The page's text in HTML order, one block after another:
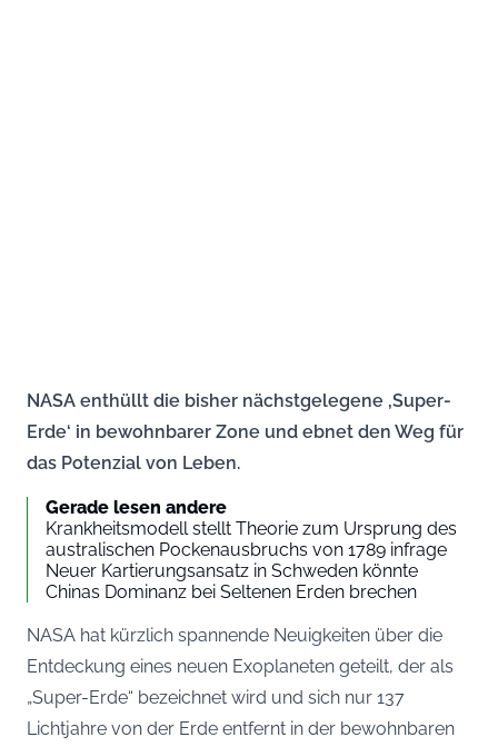
NASA enthüllt die bisher nächstgelegene ‚Super-
Erde‘ in bewohnbarer Zone und ebnet den Weg für
das Potenzial von Leben.
Gerade lesen andere
Krankheitsmodell stellt Theorie zum Ursprung des
australischen Pockenausbruchs von 1789 infrage
Neuer Kartierungsansatz in Schweden könnte
Chinas Dominanz bei Seltenen Erden brechen
NASA hat kürzlich spannende Neuigkeiten über die
Entdeckung eines neuen Exoplaneten geteilt, der als
„Super-Erde“ bezeichnet wird und sich nur 137
Lichtjahre von der Erde entfernt in der bewohnbaren